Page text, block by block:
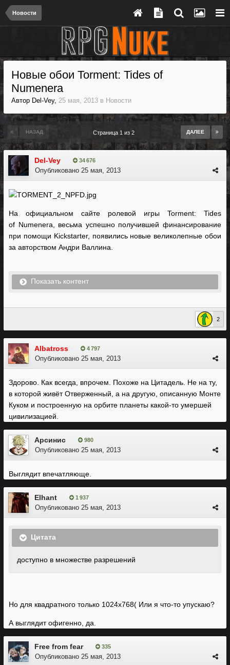
Новости
Новые обои Torment: Tides of
Numenera
Автор Del-Vey, 25 мая, 2013 в Новости
НАЗАД ДАЛЕЕ
Страница 1 из 2
Del-Vey 34 676
Опубликовано 25 мая, 2013
На официальном сайте ролевой игры Torment: Tides
of Numenera, весьма успешно получившей финансирование
при помощи Kickstarter, появились новые великолепные обои
за авторством Андри Валлина.
Показать контент
2
Albatross 4 797
Опубликовано 25 мая, 2013
Здорово. Как всегда, впрочем. Похоже на Цитадель. Не на ту,
в которой живёт Отверженный, а на другую, описанную Монте
Куком и построенную на орбите планеты какой-то умершей
цивилизацией.
Арсинис 980
Опубликовано 25 мая, 2013
Выглядит впечатляюще.
Elhant 1 937
Опубликовано 25 мая, 2013
Цитата
доступно в множестве разрешений
Но для квадратного только 1024x768( Или я что-то упускаю?
А выглядит офигенно, да.
Free from fear 335
Опубликовано 25 мая, 2013